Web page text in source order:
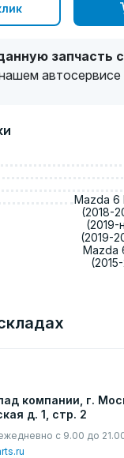
запчасть с
автосервисе
Mazda 6
(2018-
(2019-
(2019-
Mazda
компании, г.
д. 1, стр. 2
с 9.00 до